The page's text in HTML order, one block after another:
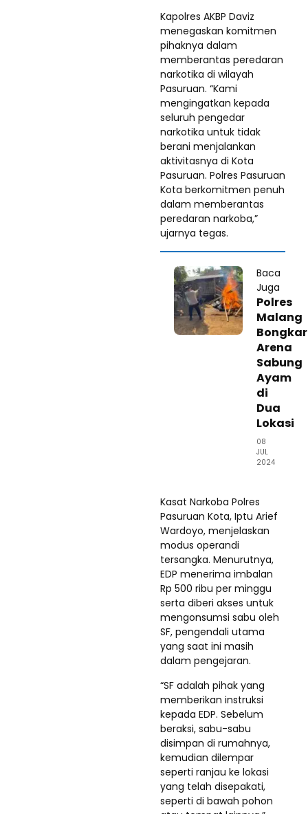
Kapolres AKBP Daviz
menegaskan komitmen
pihaknya dalam
memberantas peredaran
narkotika di wilayah
Pasuruan. “Kami
mengingatkan kepada
seluruh pengedar
narkotika untuk tidak
berani menjalankan
aktivitasnya di Kota
Pasuruan. Polres Pasuruan
Kota berkomitmen penuh
dalam memberantas
peredaran narkoba,”
ujarnya tegas.
Baca
Juga
Polres
Malang
Bongkar
Arena
Sabung
Ayam
di
Dua
Lokasi
08
JUL
2024
Kasat Narkoba Polres
Pasuruan Kota, Iptu Arief
Wardoyo, menjelaskan
modus operandi
tersangka. Menurutnya,
EDP menerima imbalan
Rp 500 ribu per minggu
serta diberi akses untuk
mengonsumsi sabu oleh
SF, pengendali utama
yang saat ini masih
dalam pengejaran.
“SF adalah pihak yang
memberikan instruksi
kepada EDP. Sebelum
beraksi, sabu-sabu
disimpan di rumahnya,
kemudian dilempar
seperti ranjau ke lokasi
yang telah disepakati,
seperti di bawah pohon